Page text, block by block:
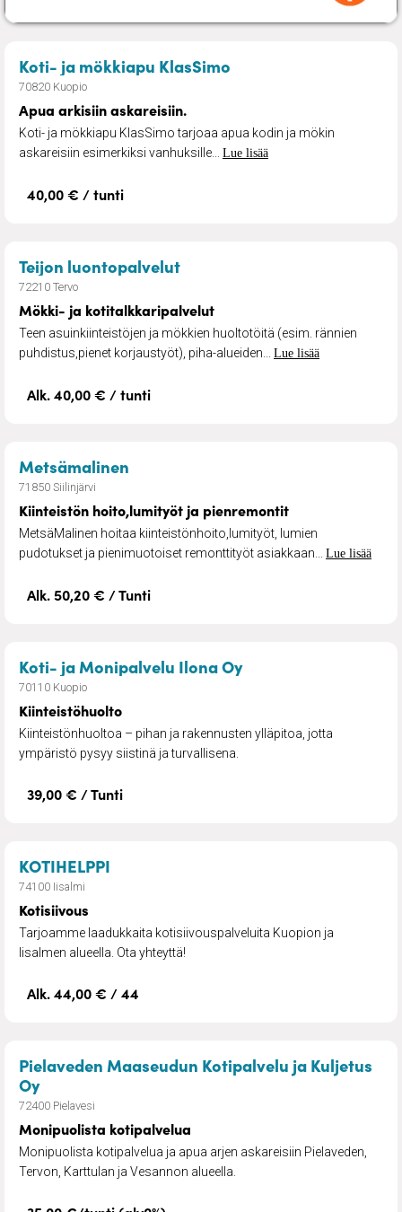
Koti- ja mökkiapu KlasSimo
70820 Kuopio
Apua arkisiin askareisiin.
Koti- ja mökkiapu KlasSimo tarjoaa apua kodin ja mökin
askareisiin esimerkiksi vanhuksille... Lue lisää
40,00 € / tunti
Teijon luontopalvelut– Mökki- ja
72210 Tervo
Mökki- ja kotitalkkaripalvelut
Teen asuinkiinteistöjen ja mökkien huoltotöitä (esim. rännien
puhdistus,pienet korjaustyöt), piha-alueiden... Lue lisää
Alk. 40,00 € / tunti
Metsämalinen
71850 Siilinjärvi
Kiinteistön hoito,lumityöt ja pienremontit
MetsäMalinen hoitaa kiinteistönhoito,lumityöt, lumien
pudotukset ja pienimuotoiset remonttityöt asiakkaan... Lue lisää
Alk. 50,20 € / Tunti
Koti- ja Monipalvelu Ilona Oy– Kiinteistöhuolto
70110 Kuopio
Kiinteistöhuolto
Kiinteistönhuoltoa – pihan ja rakennusten ylläpitoa, jotta
ympäristö pysyy siistinä ja turvallisena.
39,00 € / Tunti
KOTIHELPPI
74100 Iisalmi
Kotisiivous
Tarjoamme laadukkaita kotisiivouspalveluita Kuopion ja
Iisalmen alueella. Ota yhteyttä!
Alk. 44,00 € / 44
Pielaveden Maaseudun Kotipalvelu ja Kuljetus
Oy– Monipuolista kotipalvelua
72400 Pielavesi
Monipuolista kotipalvelua
Monipuolista kotipalvelua ja apua arjen askareisiin Pielaveden,
Tervon, Karttulan ja Vesannon alueella.